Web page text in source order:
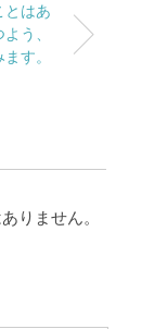
とはあ
う、
す。
りません。